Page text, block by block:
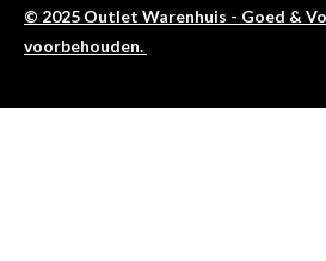
© 2025 Outlet Warenhuis - Goed &
voorbehouden.